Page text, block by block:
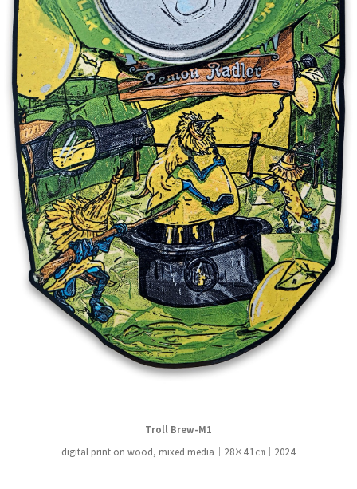
Troll Brew-M1
digital print on wood, mixed media｜28×41㎝｜ 2024